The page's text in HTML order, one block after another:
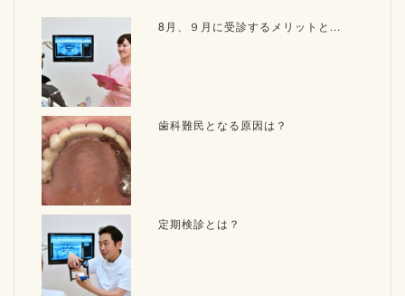
8月、９月に受診するメリットと...
歯科難民となる原因は？
定期検診とは？